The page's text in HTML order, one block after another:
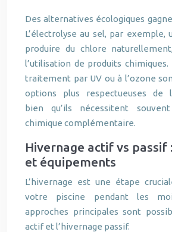
Des alternatives écologiques
L’électrolyse au sel, par exemple,
produire du chlore
l’utilisation de produits chimiques.
traitement par UV ou à l’ozone
options plus respectueuses de
bien qu’ils nécessitent
chimique complémentaire.
Hivernage actif vs passif
et équipements
L’hivernage est une étape
votre piscine pendant les
approches principales sont
actif et l’hivernage passif.